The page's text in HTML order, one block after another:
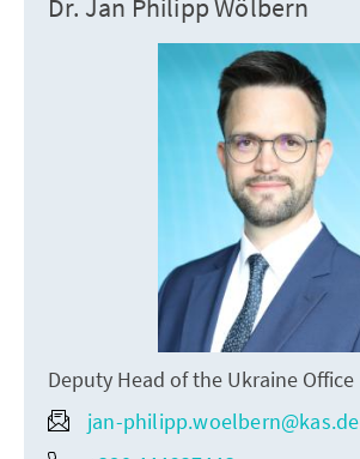
Dr. Jan Philipp Wölbern
Deputy Head of the Ukraine Office
jan-philipp.woelbern@kas.de